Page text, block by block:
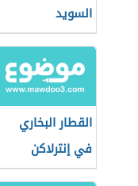
السويد
القطار البخاري
في إنترلاكن